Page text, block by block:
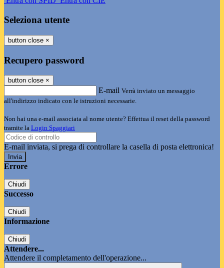
Seleziona utente
button close ×
Recupero password
button close ×
E-mail Verrà inviato un messaggio
all'indirizzo indicato con le istruzioni necessarie.
Non hai una e-mail associata al nome utente? Effettua il reset della password
tramite la Login Spaggiari
E-mail inviata, si prega di controllare la casella di posta elettronica!
Errore
Chiudi
Successo
Chiudi
Informazione
Chiudi
Attendere...
Attendere il completamento dell'operazione...